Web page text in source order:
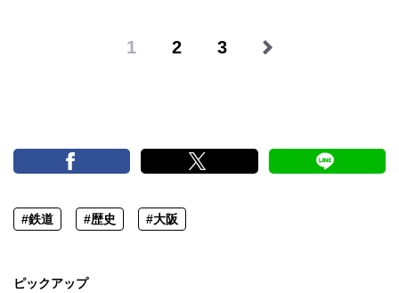
1 2 3
#鉄道 #歴史 #大阪
ピックアップ